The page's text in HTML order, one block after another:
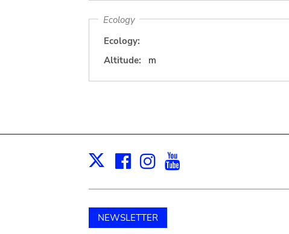
Ecology
Ecology:
Altitude:
m
X Facebook
Instagram
NEWSLETTER